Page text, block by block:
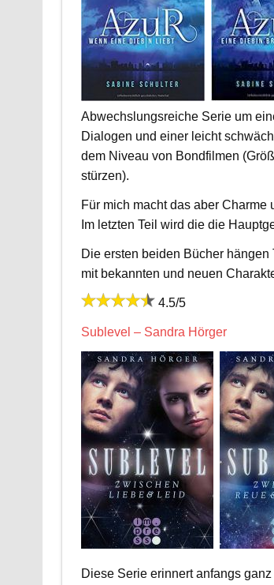
Abwechslungsreiche Serie um
Dialogen und einer leicht
dem Niveau von Bondfilmen
stürzen).
Für mich macht das aber
Im letzten Teil wird die die
Die ersten beiden Bücher
mit bekannten und neuen
4.5/5
Sublevel – Sandra Hörger
Diese Serie erinnert anfangs